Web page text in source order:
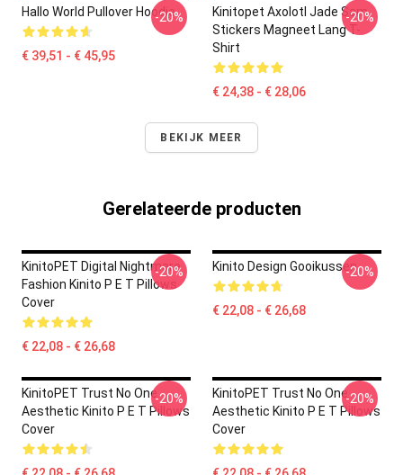
Hallo World Pullover Hoodie
€ 39,51 - € 45,95
-20%
Kinitopet Axolotl Jade Sam
Stickers Magneet Lang T-
Shirt
€ 24,38 - € 28,06
-20%
BEKIJK MEER
Gerelateerde producten
KinitoPET Digital Nightmare
Fashion Kinito P E T Pillows
Cover
€ 22,08 - € 26,68
-20% Kinito Design Gooikussen
€ 22,08 - € 26,68
-20%
KinitoPET Trust No One
Aesthetic Kinito P E T Pillows
Cover
-20%
KinitoPET Trust No One
Aesthetic Kinito P E T Pillows
Cover
-20%